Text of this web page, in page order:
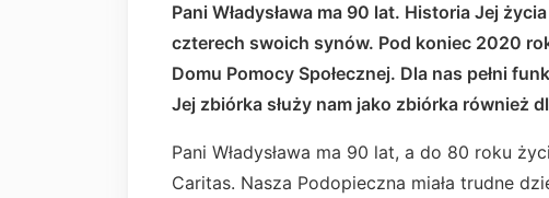
Pani Władysława ma 90 lat. Historia Jej
czterech swoich synów. Pod koniec 2020
Domu Pomocy Społecznej. Dla nas pełni
Jej zbiórka służy nam jako zbiórka również
Pani Władysława ma 90 lat, a do 80 roku
Caritas. Nasza Podopieczna miała trudne